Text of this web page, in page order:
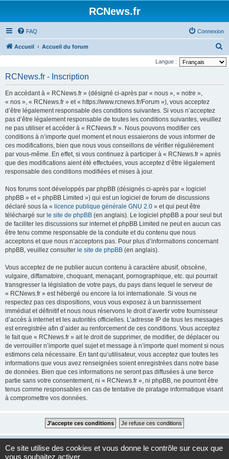
RCNews.fr
FAQ Connexion
Accueil Accueil du forum
e
Langue :
RCNews.fr - Inscription
En accédant à « RCNews.fr » (désigné ci-après par « nous », « notre »,
« nos », « RCNews.fr » et « https://www.rcnews.fr/Forum »), vous acceptez
d’être légalement responsable des conditions suivantes. Si vous n’acceptez
pas d’être légalement responsable de toutes les conditions suivantes, veuillez
ne pas utiliser et accéder à « RCNews.fr ». Nous pouvons modifier ces
conditions à n’importe quel moment et nous essaierons de vous informer de
ces modifications, bien que nous vous conseillons de vérifier régulièrement
par vous-même. En effet, si vous continuez à participer à « RCNews.fr » après
que des modifications aient été effectuées, vous acceptez d’être légalement
responsable des conditions modifiées et mises à jour.
Nos forums sont développés par phpBB (désignés ci-après par « logiciel
phpBB » et « phpBB Limited ») qui est un logiciel de forum de discussions
déclaré sous la « licence publique générale GNU 2.0 » et qui peut être
téléchargé sur le site de phpBB (en anglais). Le logiciel phpBB a pour seul but
de faciliter les discussions sur internet et phpBB Limited ne peut en aucun cas
être tenu comme responsable de la conduite et du contenu que nous
acceptons et que nous n’acceptons pas. Pour plus d’informations concernant
phpBB, veuillez consulter le site de phpBB (en anglais).
Vous acceptez de ne publier aucun contenu à caractère abusif, obscène,
vulgaire, diffamatoire, choquant, menaçant, pornographique, etc. qui pourrait
transgresser la législation de votre pays, du pays dans lequel le serveur de
« RCNews.fr » est hébergé ou encore la loi internationale. Si vous ne
respectez pas ces dispositions, vous vous exposez à un bannissement
immédiat et définitif et nous nous réservons le droit d’avertir votre fournisseur
d’accès à internet et les autorités officielles. L’adresse IP de tous les messages
est enregistrée afin d’aider au renforcement de ces conditions. Vous acceptez
le fait que « RCNews.fr » ait le droit de supprimer, de modifier, de déplacer ou
de verrouiller n’importe quel sujet et message à n’importe quel moment si nous
estimons cela nécessaire. En tant qu’utilisateur, vous acceptez que toutes les
informations que vous avez renseignées soient enregistrées dans notre base
de données. Bien que ces informations ne seront pas diffusées à une tierce
partie sans votre consentement, ni « RCNews.fr », ni phpBB, ne pourront être
tenus comme responsables en cas de tentative de piratage informatique visant
à compromettre vos données.
Accueil Accueil du forum Fuseau horaire sur
Panneau de gestion des cookies
Ce site utilise des cookies et vous donne le contrôle sur ceux que
vous souhaitez activer